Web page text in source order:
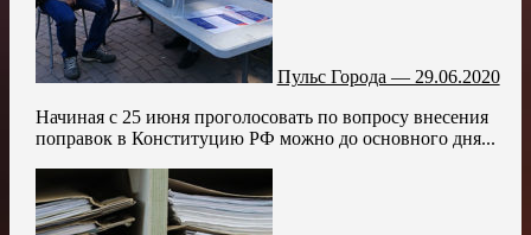
Пульс Города — 29.06.2020
Начиная с 25 июня проголосовать по вопросу внесения
поправок в Конституцию РФ можно до основного дня...